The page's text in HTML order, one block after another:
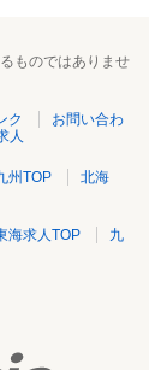
ものではありませ
ク
お問い合わ
人
州TOP
北海
海求人TOP
九